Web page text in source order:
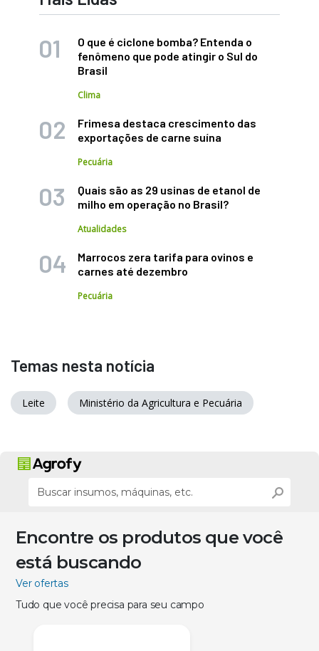
O que é ciclone bomba? Entenda o
fenômeno que pode atingir o Sul do
Brasil
Clima
Frimesa destaca crescimento das
exportações de carne suína
Pecuária
Quais são as 29 usinas de etanol de
milho em operação no Brasil?
Atualidades
Marrocos zera tarifa para ovinos e
carnes até dezembro
Pecuária
Temas nesta notícia
Leite Ministério da Agricultura e Pecuária
Encontre os produtos que você
está buscando
Ver ofertas
Tudo que você precisa para seu campo